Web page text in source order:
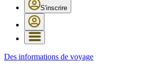
S'inscrire
Des informations de voyage